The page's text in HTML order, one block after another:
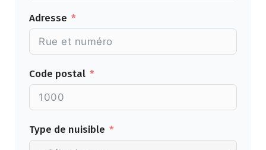
Adresse
Code postal
Type de nuisible